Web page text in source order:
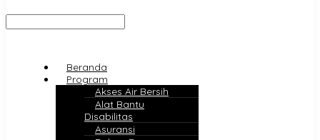
Beranda
Program
Akses Air Bersih
Alat Bantu
Disabilitas
Asuransi